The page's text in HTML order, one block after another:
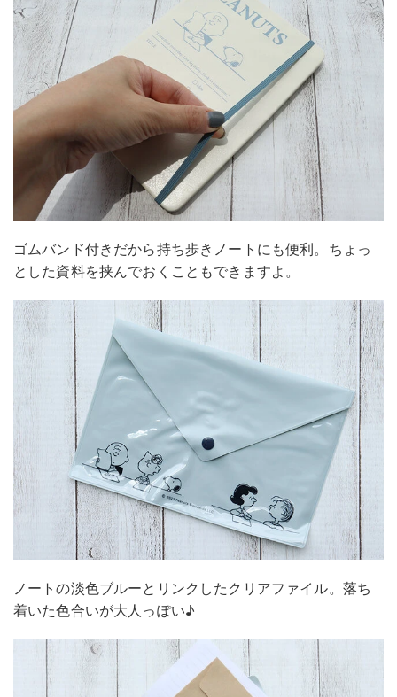
ゴムバンド付きだから持ち歩きノートにも便利。ちょっ
とした資料を挟んでおくこともできますよ。
ノートの淡色ブルーとリンクしたクリアファイル。落ち
着いた色合いが大人っぽい♪